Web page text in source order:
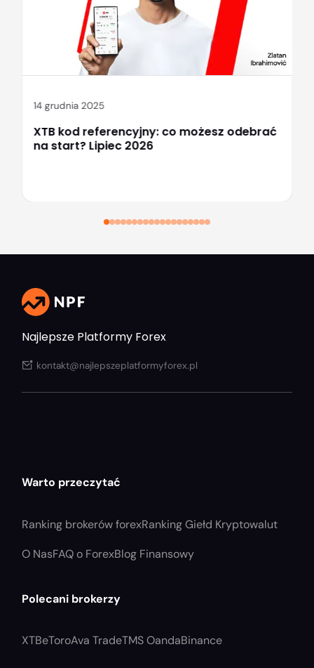
14 grudnia 2025
XTB kod referencyjny: co możesz odebrać
na start? Lipiec 2026
Najlepsze Platformy Forex
kontakt@najlepszeplatformyforex.pl
Warto przeczytać
Ranking brokerów forexRanking Giełd Kryptowalut
O NasFAQ o ForexBlog Finansowy
Polecani brokerzy
XTBeToroAva TradeTMS OandaBinance